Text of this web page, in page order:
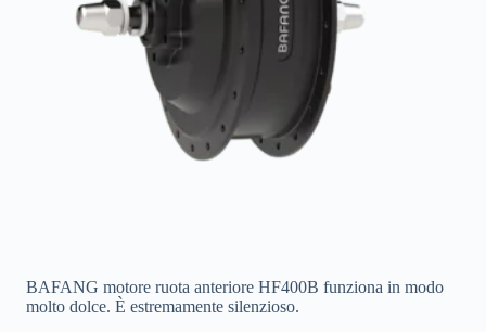
BAFANG motore ruota anteriore HF400B funziona in modo
molto dolce. È estremamente silenzioso.